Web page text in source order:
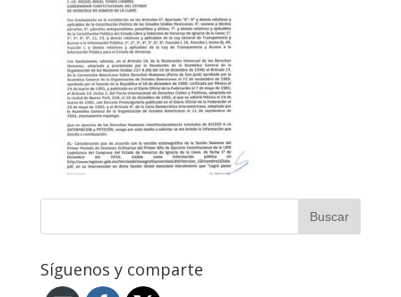
Síguenos y comparte